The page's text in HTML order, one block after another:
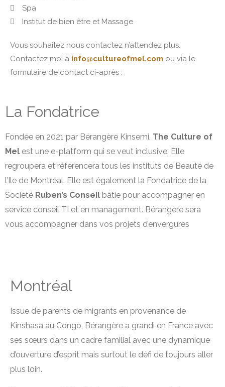
Spa
Institut de bien être et Massage
Vous souhaitez nous contactez n’attendez plus.
Contactez moi à info@cultureofmel.com ou via le
formulaire de contact ci-après :
La Fondatrice
Fondée en 2021 par Bérangère Kinsemi, The Culture of
Mel est une e-platform qui se veut inclusive. Elle
regroupera et référencera tous les instituts de Beauté de
l’Ile de Montréal. Elle est également la Fondatrice de la
Société Ruben’s Conseil bâtie pour accompagner en
service conseil TI et en management. Bérangère sera
vous accompagner dans vos projets d’envergures
Montréal
Issue de parents de migrants en provenance de
Kinshasa au Congo, Bérangère a grandi en France avec
ses sœurs dans un cadre familial avec une dynamique
d’ouverture d’esprit mais surtout le défi de toujours aller
plus loin.